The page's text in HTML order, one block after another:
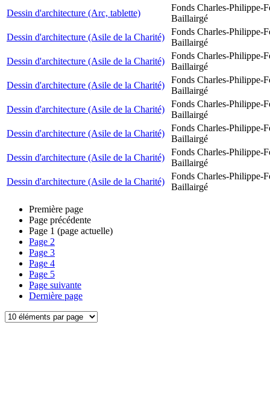
Dessin d'architecture (Arc, tablette)
Fonds Charles-Philippe-
Baillairgé
Dessin d'architecture (Asile de la Charité)
Fonds Charles-Philippe-
Baillairgé
Dessin d'architecture (Asile de la Charité)
Fonds Charles-Philippe-
Baillairgé
Dessin d'architecture (Asile de la Charité)
Fonds Charles-Philippe-
Baillairgé
Dessin d'architecture (Asile de la Charité)
Fonds Charles-Philippe-
Baillairgé
Dessin d'architecture (Asile de la Charité)
Fonds Charles-Philippe-
Baillairgé
Dessin d'architecture (Asile de la Charité)
Fonds Charles-Philippe-
Baillairgé
Dessin d'architecture (Asile de la Charité)
Fonds Charles-Philippe-
Baillairgé
Première page
Page précédente
Page 1 (page actuelle)
Page 2
Page 3
Page 4
Page 5
Page suivante
Dernière page